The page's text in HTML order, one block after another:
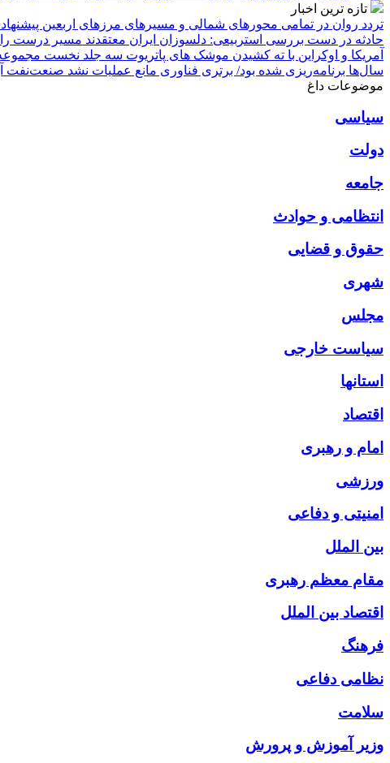
تازه ترین اخبار
تردد روان در تمامی محورهای شمالی و مسیرهای مرزهای اربعین
حادثه در دست بررسی استربیعی: دلسوزان ایران معتقدند مسیر درست
آمریکا و اوکراین با ته کشیدن موشک های پاتریوت سه جلد نخست مجموعه
سال‌ها برنامه‌ریزی شده بود/ برتری فناوری مانع عملیات نشد صنعت‌نفت آبادان ۲ مدافع
موضوعات داغ
سیاسی
دولت
جامعه
انتظامی و حوادث
حقوق و قضایی
شهری
مجلس
سیاست خارجی
استانها
اقتصاد
امام و رهبری
ورزشی
امنیتی و دفاعی
بین الملل
مقام معظم رهبری
اقتصاد بین الملل
فرهنگ
نظامی دفاعی
سلامت
وزیر آموزش و پرورش